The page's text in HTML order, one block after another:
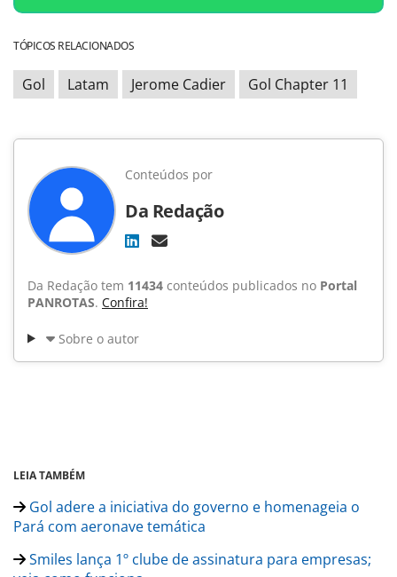
TÓPICOS RELACIONADOS
Gol Latam Jerome Cadier Gol Chapter 11
Conteúdos por
Da Redação
Da Redação tem 11434 conteúdos publicados no Portal
PANROTAS. Confira!
Sobre o autor
LEIA TAMBÉM
Gol adere a iniciativa do governo e homenageia o
Pará com aeronave temática
Smiles lança 1º clube de assinatura para empresas;